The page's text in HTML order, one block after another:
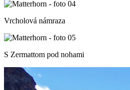
Vrcholová námraza
S Zermattom pod nohami